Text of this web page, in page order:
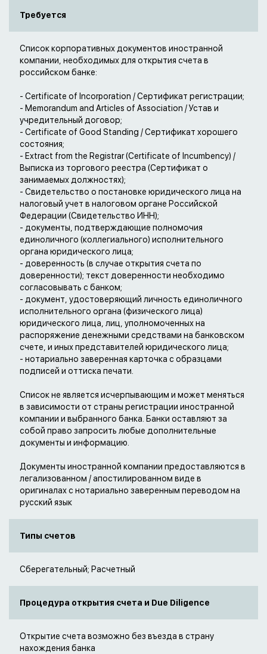
Требуется
Список корпоративных документов иностранной
компании, необходимых для открытия счета в
российском банке:
- Certificate of Incorporation / Сертификат регистрации;
- Memorandum and Articles of Association / Устав и
учредительный договор;
- Certificate of Good Standing / Сертификат хорошего
состояния;
- Extract from the Registrar (Certificate of Incumbency) /
Выписка из торгового реестра (Сертификат о
занимаемых должностях);
- Свидетельство о постановке юридического лица на
налоговый учет в налоговом органе Российской
Федерации (Свидетельство ИНН);
- документы, подтверждающие полномочия
единоличного (коллегиального) исполнительного
органа юридического лица;
- доверенность (в случае открытия счета по
доверенности); текст доверенности необходимо
согласовывать с банком;
- документ, удостоверяющий личность единоличного
исполнительного органа (физического лица)
юридического лица, лиц, уполномоченных на
распоряжение денежными средствами на банковском
счете, и иных представителей юридического лица;
- нотариально заверенная карточка с образцами
подписей и оттиска печати.
Список не является исчерпывающим и может меняться
в зависимости от страны регистрации иностранной
компании и выбранного банка. Банки оставляют за
собой право запросить любые дополнительные
документы и информацию.
Документы иностранной компании предоставляются в
легализованном / апостилированном виде в
оригиналах с нотариально заверенным переводом на
русский язык
Типы счетов
Сберегательный; Расчетный
Процедура открытия счета и Due Diligence
Открытие счета возможно без въезда в страну
нахождения банка